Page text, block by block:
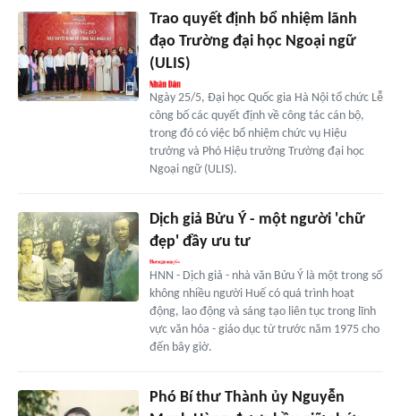
Trao quyết định bổ nhiệm lãnh
đạo Trường đại học Ngoại ngữ
(ULIS)
Ngày 25/5, Đại học Quốc gia Hà Nội tổ chức Lễ
công bố các quyết định về công tác cán bộ,
trong đó có việc bổ nhiệm chức vụ Hiệu
trưởng và Phó Hiệu trưởng Trường đại học
Ngoại ngữ (ULIS).
Dịch giả Bửu Ý - một người 'chữ
đẹp' đầy ưu tư
HNN - Dịch giả - nhà văn Bửu Ý là một trong số
không nhiều người Huế có quá trình hoạt
động, lao động và sáng tạo liên tục trong lĩnh
vực văn hóa - giáo dục từ trước năm 1975 cho
đến bây giờ.
Phó Bí thư Thành ủy Nguyễn